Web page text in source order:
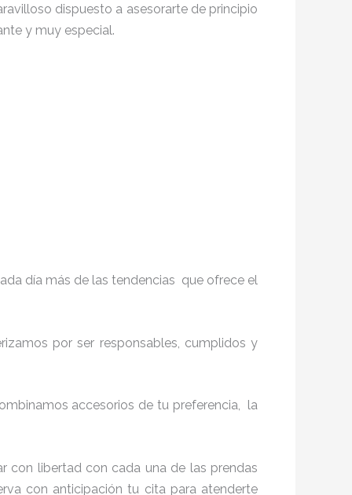
dispuesto a asesorarte de principio
y muy especial.
día más de las tendencias que ofrece el
por ser responsables, cumplidos y
accesorios de tu preferencia, la
con libertad con cada una de las prendas
con anticipación tu cita para atenderte